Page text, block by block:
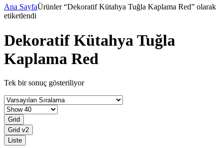
Ana SayfaÜrünler “Dekoratif Kütahya Tuğla Kaplama Red” olarak
etiketlendi
Dekoratif Kütahya Tuğla
Kaplama Red
Tek bir sonuç gösteriliyor
Grid
Grid v2
Liste